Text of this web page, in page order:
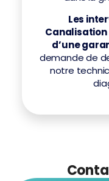
Les
d’une
demande de
notre